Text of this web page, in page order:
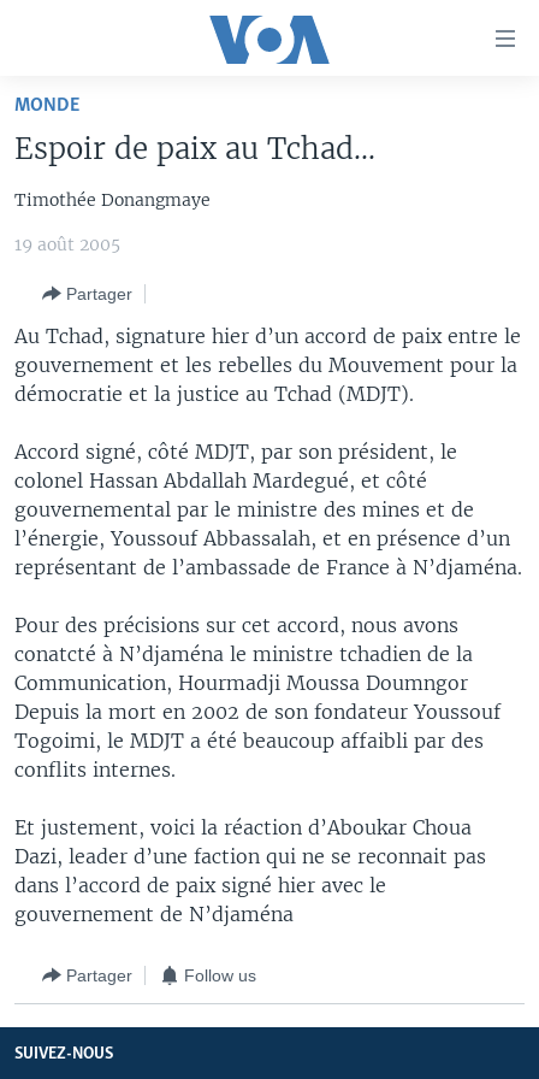
Retour
la
navigation
Retour
la
recherche
AFRIQUE
MONDE
SPORT
LE MONDE AUJOURD'HUI
VOA60 AFRIQUE
WASHINGTON FORUM
CORRESPONDANT VOA
FOCUS SAHEL
VOUS + NOUS
CARNET DE SANTÉ
LE MONDE AUJOURD'HUI
À VOTRE AVIS
VOTRE SANTÉ VOTRE AVENIR
LE MONDE AU FÉMININ
DIALOGUE DES RELIGIONS
RM SHOW
AUTRES LANGUES
BAMBARA
FULFULDE
LINGALA
SUIVEZ-NOUS
MONDE
Espoir de paix au Tchad...
Timothée Donangmaye
19 août 2005
Partager
Au Tchad, signature hier d’un accord de paix entre le
gouvernement et les rebelles du Mouvement pour la
démocratie et la justice au Tchad (MDJT).
Accord signé, côté MDJT, par son président, le
colonel Hassan Abdallah Mardegué, et côté
gouvernemental par le ministre des mines et de
l’énergie, Youssouf Abbassalah, et en présence d’un
représentant de l’ambassade de France à N’djaména.
Pour des précisions sur cet accord, nous avons
conatcté à N’djaména le ministre tchadien de la
Communication, Hourmadji Moussa Doumngor
Depuis la mort en 2002 de son fondateur Youssouf
Togoimi, le MDJT a été beaucoup affaibli par des
conflits internes.
Et justement, voici la réaction d’Aboukar Choua
Dazi, leader d’une faction qui ne se reconnait pas
dans l’accord de paix signé hier avec le
gouvernement de N’djaména
Partager Follow us
SUIVEZ-NOUS